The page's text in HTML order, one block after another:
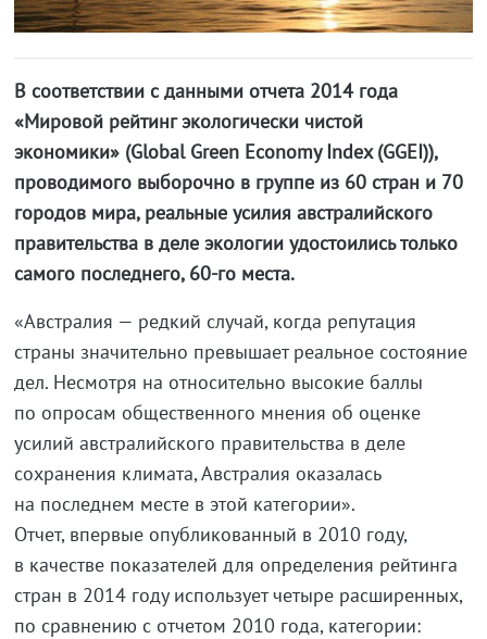
В соответствии с данными отчета 2014 года
«Мировой рейтинг экологически чистой
экономики» (Global Green Economy Index (GGEI)),
проводимoго выборочно в группе из 60 стран и 70
городов мира, реальные усилия австралийского
правительства в деле экологии удостоились только
самого последнего, 60-го места.
«Австралия — редкий случай, когда репутация
страны значительно превышает реальное состояние
дел. Несмотря на относительно высокие баллы
по опросам общественного мнения об оценке
усилий австралийского правительства в деле
сохранения климата, Австралия оказалась
на последнем месте в этой категории».
Отчет, впервые опубликованный в 2010 году,
в качестве показателей для определения рейтинга
стран в 2014 году использует четыре расширенных,
по сравнению с отчетом 2010 года, категории: